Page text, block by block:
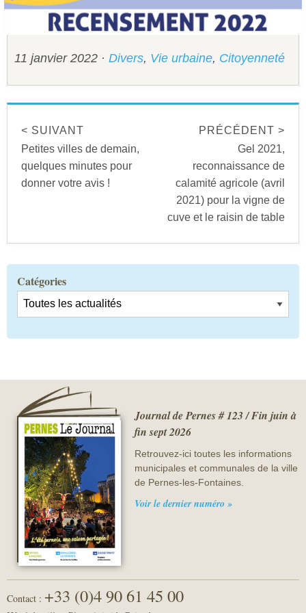
Sécurité civile
11 janvier 2022 · Divers, Vie urbaine, Citoyenneté
< SUIVANT
Petites villes de demain,
quelques minutes pour
donner votre avis !
PRÉCÉDENT >
Gel 2021,
reconnaissance de
calamité agricole (avril
2021) pour la vigne de
cuve et le raisin de table
Catégories
Journal de Pernes # 123 / Fin juin à
fin sept 2026
Retrouvez-ici toutes les informations
municipales et communales de la ville
de Pernes-les-Fontaines.
Voir le dernier numéro »
Contact : +33 (0)4 90 61 45 00